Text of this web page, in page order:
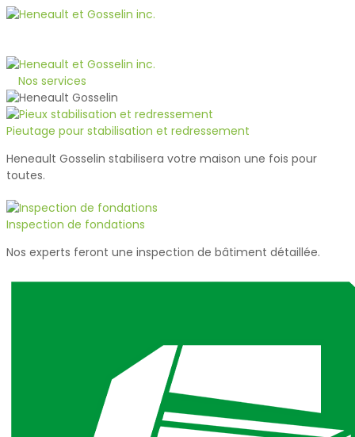
Nos services
Pieutage pour stabilisation et redressement
Heneault Gosselin stabilisera votre maison une fois pour
toutes.
Inspection de fondations
Nos experts feront une inspection de bâtiment détaillée.